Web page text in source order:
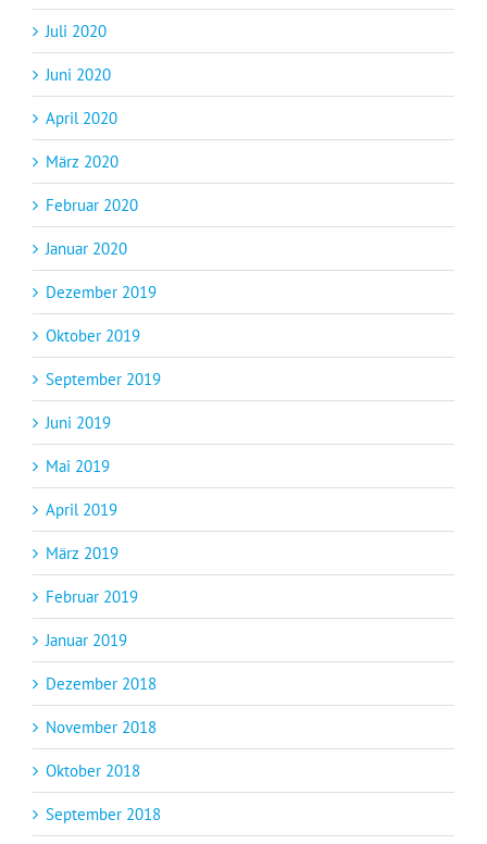
Juli 2020
Juni 2020
April 2020
März 2020
Februar 2020
Januar 2020
Dezember 2019
Oktober 2019
September 2019
Juni 2019
Mai 2019
April 2019
März 2019
Februar 2019
Januar 2019
Dezember 2018
November 2018
Oktober 2018
September 2018